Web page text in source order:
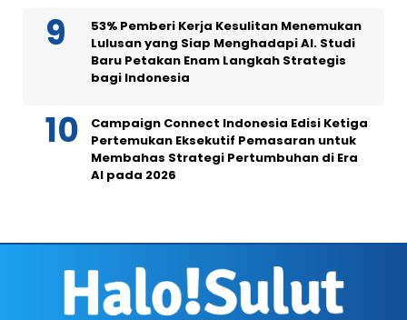
53% Pemberi Kerja Kesulitan Menemukan
Lulusan yang Siap Menghadapi AI. Studi
Baru Petakan Enam Langkah Strategis
bagi Indonesia
Campaign Connect Indonesia Edisi Ketiga
Pertemukan Eksekutif Pemasaran untuk
Membahas Strategi Pertumbuhan di Era
AI pada 2026